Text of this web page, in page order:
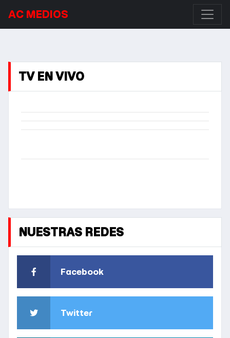
AC MEDIOS
TV EN VIVO
NUESTRAS REDES
Facebook
Twitter